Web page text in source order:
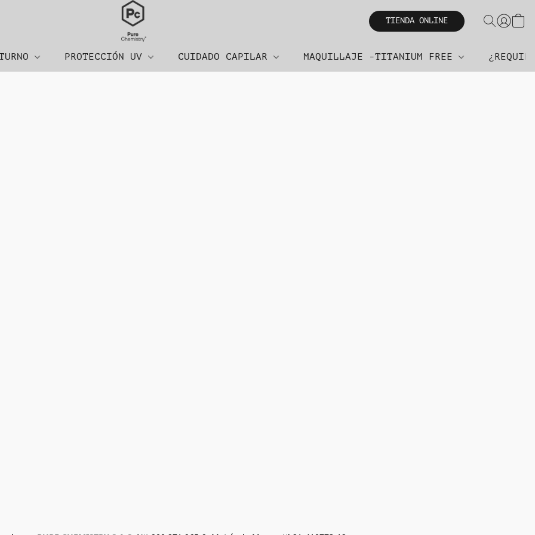
TIENDA ONLINE
PROTECCIÓN UV CUIDADO CAPILAR MAQUILLAJE -TITANIUM FREE